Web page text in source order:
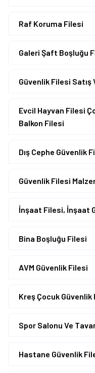
Raf Koruma Filesi
Galeri Şaft Boşluğu
Güvenlik Filesi Satış
Evcil Hayvan Filesi
Balkon Filesi
Dış Cephe Güvenlik
Güvenlik Filesi
İnşaat Filesi, İnşaat
Bina Boşluğu Filesi
AVM Güvenlik Filesi
Kreş Çocuk Güvenlik
Spor Salonu Ve
Hastane Güvenlik